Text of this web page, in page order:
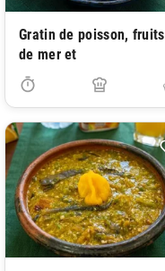
Gratin de poisson, fruits
de mer et